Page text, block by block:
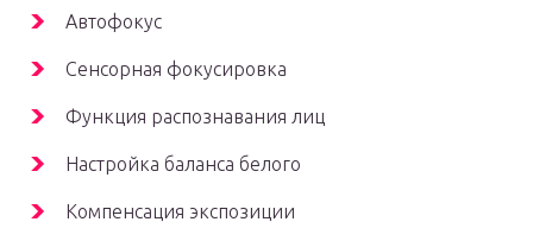
Автофокус
Сенсорная фокусировка
Функция распознавания лиц
Настройка баланса белого
Компенсация экспозиции